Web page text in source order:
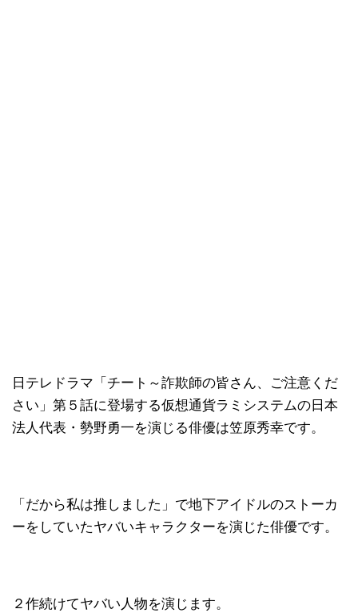
日テレドラマ「チート～詐欺師の皆さん、ご注意くだ
さい」第５話に登場する仮想通貨ラミシステムの日本
法人代表・勢野勇一を演じる俳優は笠原秀幸です。
「だから私は推しました」で地下アイドルのストーカ
ーをしていたヤバいキャラクターを演じた俳優です。
２作続けてヤバい人物を演じます。